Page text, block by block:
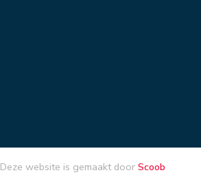
Deze website is gemaakt door Scoob